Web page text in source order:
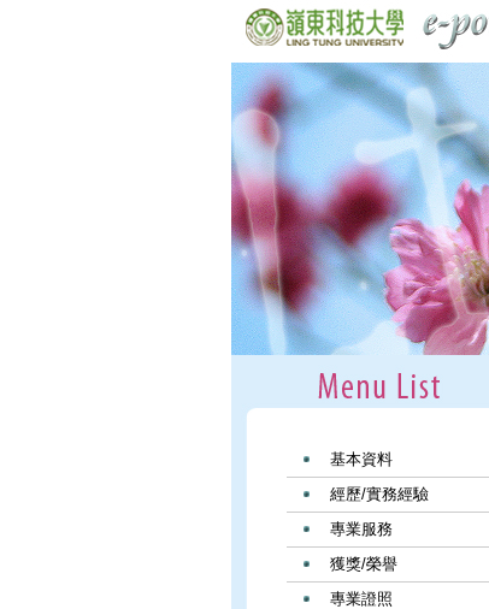
基本資料
經歷/實務經驗
專業服務
獲獎/榮譽
專業證照